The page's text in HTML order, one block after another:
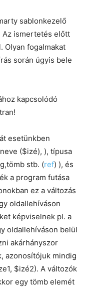
sablonkezelő
Az ismertetés előtt
Olyan fogalmakat
során úgyis bele
kapcsolódó
esetünkben
($izé), ), típusa
stb. (ref) ), és
a program futása
ez a változás
oldallehíváson
képviselnek pl. a
oldallehíváson belül
akárhányszor
azonosítójuk mindig
$izé2). A változók
egy tömb elemét